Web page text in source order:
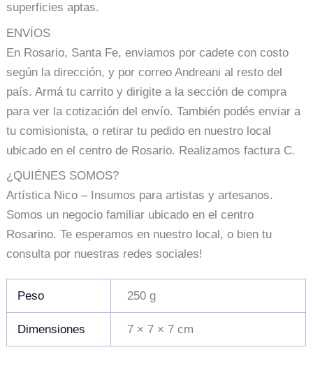
superficies aptas.
ENVÍOS
En Rosario, Santa Fe, enviamos por cadete con costo
según la dirección, y por correo Andreani al resto del
país. Armá tu carrito y dirigite a la sección de compra
para ver la cotización del envío. También podés enviar a
tu comisionista, o retirar tu pedido en nuestro local
ubicado en el centro de Rosario. Realizamos factura C.
¿QUIÉNES SOMOS?
Artística Nico – Insumos para artistas y artesanos.
Somos un negocio familiar ubicado en el centro
Rosarino. Te esperamos en nuestro local, o bien tu
consulta por nuestras redes sociales!
Peso 250 g
Dimensiones 7 × 7 × 7 cm